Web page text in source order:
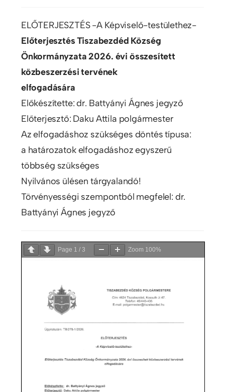
ELŐTERJESZTÉS -A Képviselő-testülethez-
Előterjesztés Tiszabezdéd Község
Önkormányzata 2026. évi összesített
közbeszerzési tervének
elfogadására
Előkészítette: dr. Battyányi Ágnes jegyző
Előterjesztő: Daku Attila polgármester
Az elfogadáshoz szükséges döntés típusa:
a határozatok elfogadáshoz egyszerű
többség szükséges
Nyilvános ülésen tárgyalandó!
Törvényességi szempontból megfelel: dr.
Battyányi Ágnes jegyző
Page 1 / 3 Zoom 100%